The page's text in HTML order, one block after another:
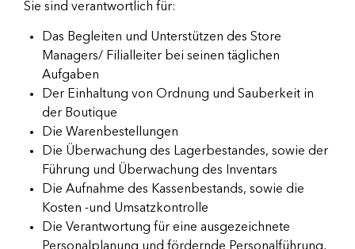
Sie sind verantwortlich für:
Das Begleiten und Unterstützen des Store
Managers/ Filialleiter bei seinen täglichen
Aufgaben
Der Einhaltung von Ordnung und Sauberkeit in
der Boutique
Die Warenbestellungen
Die Überwachung des Lagerbestandes, sowie der
Führung und Überwachung des Inventars
Die Aufnahme des Kassenbestands, sowie die
Kosten -und Umsatzkontrolle
Die Verantwortung für eine ausgezeichnete